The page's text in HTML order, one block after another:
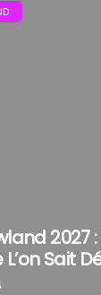
2027
L’on Sait